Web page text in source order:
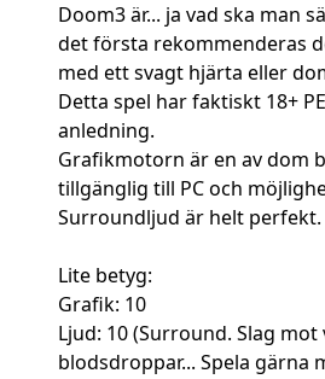
Doom3 är... ja vad ska man
det första rekommenderas
med ett svagt hjärta eller
Detta spel har faktiskt 18+
anledning.
Grafikmotorn är en av dom
tillgänglig till PC och
Surroundljud är helt perfekt.
Lite betyg:
Grafik: 10
Ljud: 10 (Surround. Slag mot
blodsdroppar... Spela gärna